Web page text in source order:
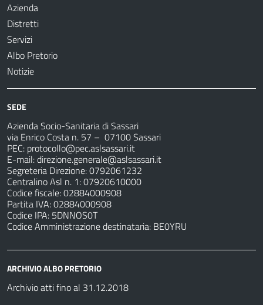
Azienda
Distretti
Servizi
Albo Pretorio
Notizie
SEDE
Azienda Socio-Sanitaria di Sassari
via Enrico Costa n. 57 – 07100 Sassari
PEC: protocollo@pec.aslsassari.it
E-mail:direzione.generale@aslsassari.it
Segreteria Direzione: 0792061232
Centralino Asl n. 1: 07920610000
Codice fiscale: 02884000908
Partita IVA: 02884000908
Codice IPA: 5DNNOS0T
Codice Amministrazione destinataria: BE0YRU
ARCHIVIO ALBO PRETORIO
Archivio atti fino al 31.12.2018